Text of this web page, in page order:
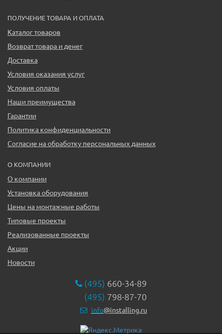
ПОЛУЧЕНИЕ ТОВАРА И ОПЛАТА
Каталог товаров
Возврат товара и денег
Доставка
Условия оказания услуг
Условия оплаты
Наши преимущества
Гарантии
Политика конфиденциальности
Согласие на обработку персональных данных
О КОМПАНИИ
О компании
Установка оборудования
Цены на монтажные работы
Типовые проекты
Реализованные проекты
Акции
Новости
(495) 660-34-89
(495) 798-87-70
info@installing.ru